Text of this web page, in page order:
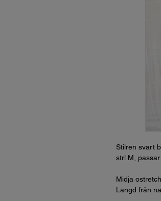
Stilren svart
strl M, passar
Midja
Längd från